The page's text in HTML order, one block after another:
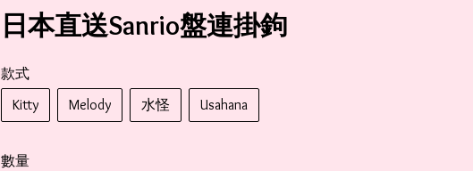
日本直送Sanrio盤連掛鉤
款式
Kitty
Melody 水怪 Usahana
數量